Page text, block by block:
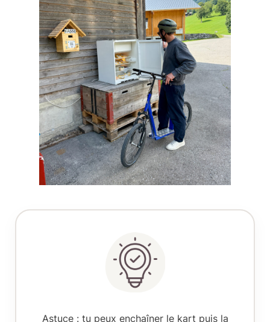
Astuce: tu peux enchaîner le kart puis la